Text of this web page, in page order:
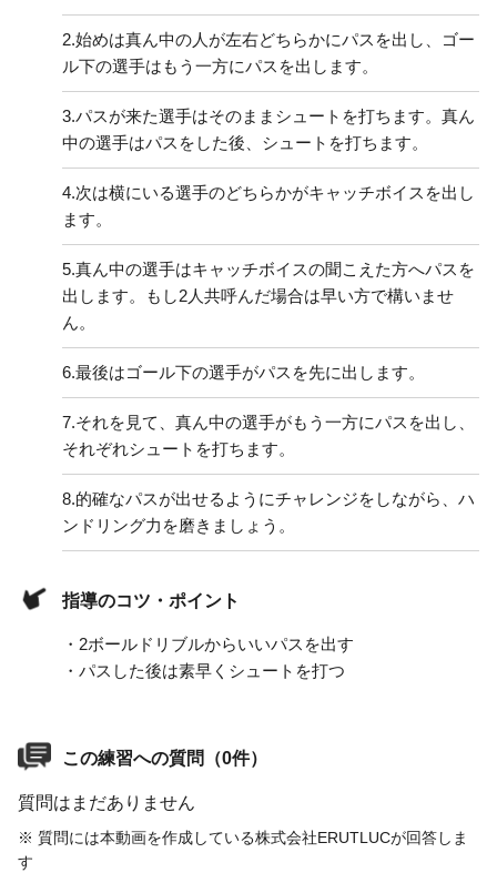
2.始めは真ん中の人が左右どちらかにパスを出し、ゴー
ル下の選手はもう一方にパスを出します。
3.パスが来た選手はそのままシュートを打ちます。真ん
中の選手はパスをした後、シュートを打ちます。
4.次は横にいる選手のどちらかがキャッチボイスを出し
ます。
5.真ん中の選手はキャッチボイスの聞こえた方へパスを
出します。もし2人共呼んだ場合は早い方で構いませ
ん。
6.最後はゴール下の選手がパスを先に出します。
7.それを見て、真ん中の選手がもう一方にパスを出し、
それぞれシュートを打ちます。
8.的確なパスが出せるようにチャレンジをしながら、ハ
ンドリング力を磨きましょう。
指導のコツ・ポイント
・2ボールドリブルからいいパスを出す
・パスした後は素早くシュートを打つ
この練習への質問（0件）
質問はまだありません
※ 質問には本動画を作成している株式会社ERUTLUCが回答しま
す